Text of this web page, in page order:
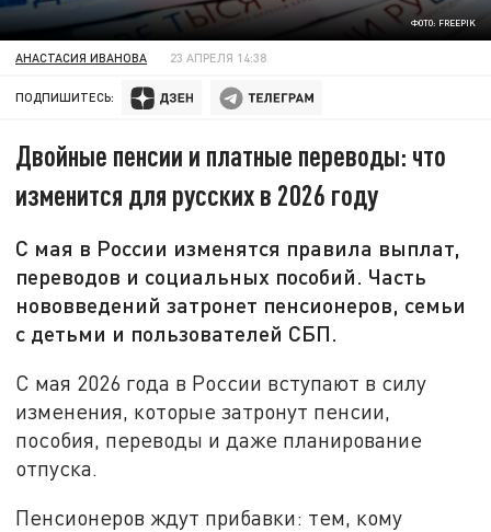
ФОТО: FREEPIK
АНАСТАСИЯ ИВАНОВА 23 АПРЕЛЯ 14:38
ПОДПИШИТЕСЬ:
Двойные пенсии и платные переводы: что
изменится для русских в 2026 году
С мая в России изменятся правила выплат,
переводов и социальных пособий. Часть
нововведений затронет пенсионеров, семьи
с детьми и пользователей СБП.
С мая 2026 года в России вступают в силу
изменения, которые затронут пенсии,
пособия, переводы и даже планирование
отпуска.
Пенсионеров ждут прибавки: тем, кому